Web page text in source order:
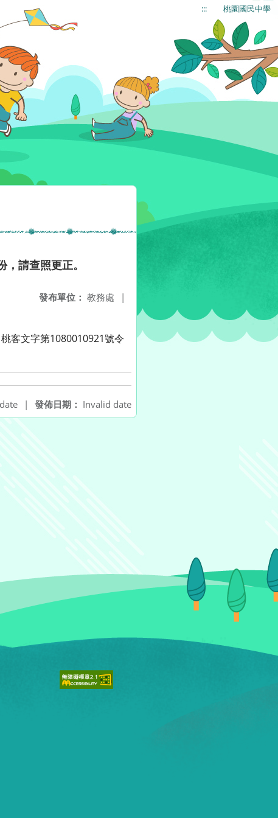
::: 桃園國民中學
請查照更正。
發布單位： 教務處 |
客文字第1080010921號令
發佈日期： Invalid date
|